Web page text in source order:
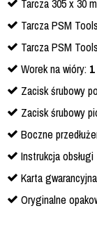
Tarcza 305 x 30
Tarcza PSM
Tarcza PSM
Worek na wióry:
Zacisk śrubowy
Zacisk śrubowy
Boczne
Instrukcja obsługi
Karta gwarancyjna
Oryginalne